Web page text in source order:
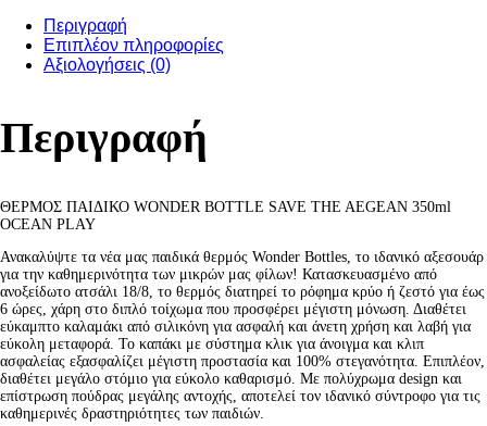
Περιγραφή
Επιπλέον πληροφορίες
Αξιολογήσεις (0)
Περιγραφή
ΘΕΡΜΟΣ ΠΑΙΔΙΚΟ WONDER BOTTLE SAVE THE AEGEAN 350ml
OCEAN PLAY
Ανακαλύψτε τα νέα μας παιδικά θερμός Wonder Bottles, το ιδανικό αξεσουάρ
για την καθημερινότητα των μικρών μας φίλων! Κατασκευασμένο από
ανοξείδωτο ατσάλι 18/8, το θερμός διατηρεί το ρόφημα κρύο ή ζεστό για έως
6 ώρες, χάρη στο διπλό τοίχωμα που προσφέρει μέγιστη μόνωση. Διαθέτει
εύκαμπτο καλαμάκι από σιλικόνη για ασφαλή και άνετη χρήση και λαβή για
εύκολη μεταφορά. Το καπάκι με σύστημα κλικ για άνοιγμα και κλιπ
ασφαλείας εξασφαλίζει μέγιστη προστασία και 100% στεγανότητα. Επιπλέον,
διαθέτει μεγάλο στόμιο για εύκολο καθαρισμό. Με πολύχρωμα design και
επίστρωση πούδρας μεγάλης αντοχής, αποτελεί τον ιδανικό σύντροφο για τις
καθημερινές δραστηριότητες των παιδιών.